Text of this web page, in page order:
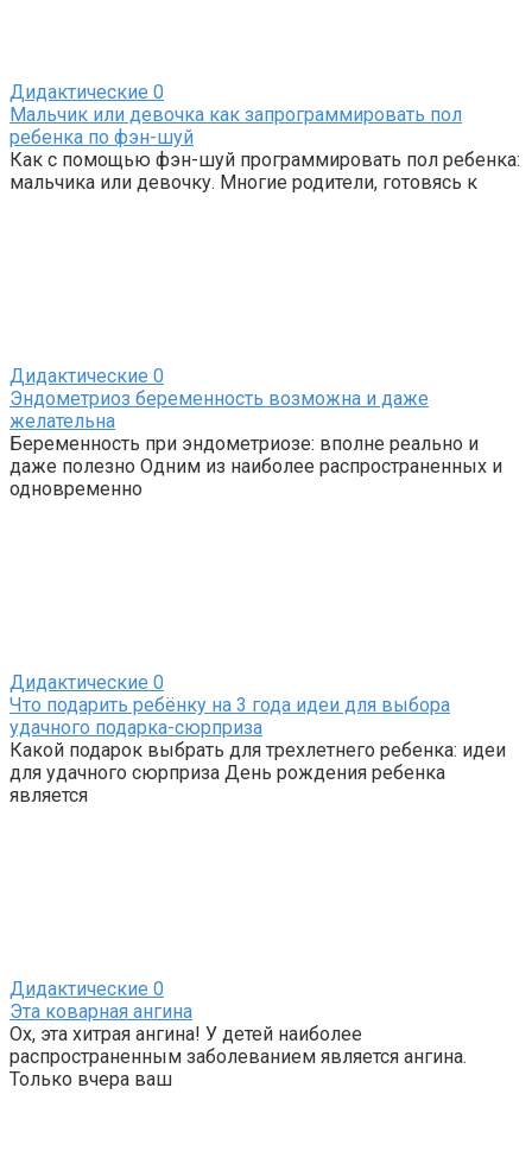
Дидактические 0
Мальчик или девочка как запрограммировать пол
ребенка по фэн-шуй
Как с помощью фэн-шуй программировать пол ребенка:
мальчика или девочку. Многие родители, готовясь к
Дидактические 0
Эндометриоз беременность возможна и даже
желательна
Беременность при эндометриозе: вполне реально и
даже полезно Одним из наиболее распространенных и
одновременно
Дидактические 0
Что подарить ребёнку на 3 года идеи для выбора
удачного подарка-сюрприза
Какой подарок выбрать для трехлетнего ребенка: идеи
для удачного сюрприза День рождения ребенка
является
Дидактические 0
Эта коварная ангина
Ох, эта хитрая ангина! У детей наиболее
распространенным заболеванием является ангина.
Только вчера ваш